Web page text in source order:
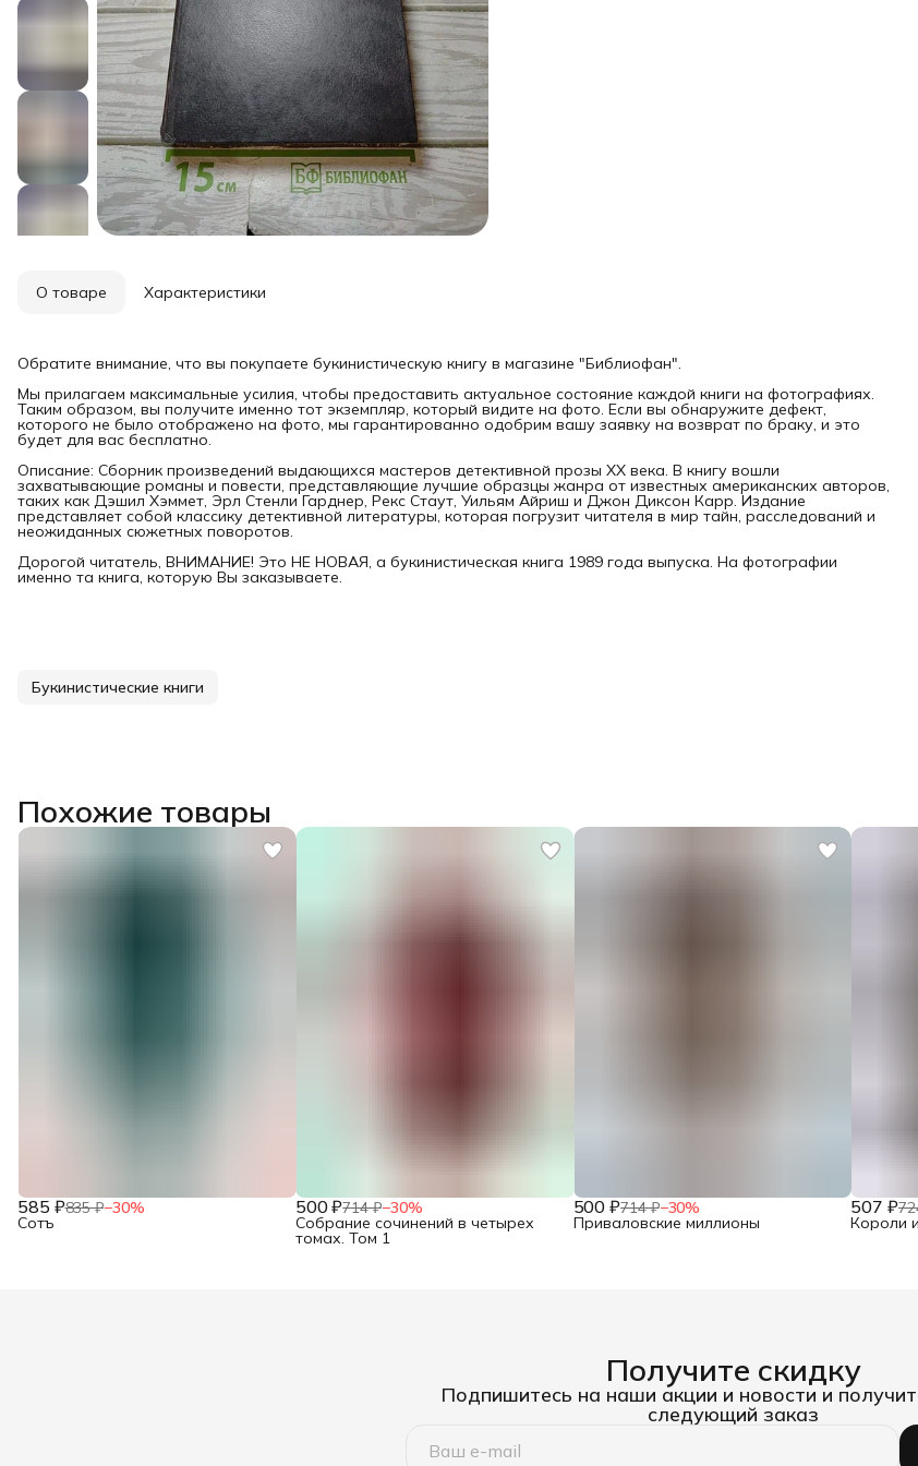
О товаре Характеристики
Обратите внимание, что вы покупаете букинистическую книгу в магазине "Библиофан".
Мы прилагаем максимальные усилия, чтобы предоставить актуальное состояние каждой книги на фотографиях.
Таким образом, вы получите именно тот экземпляр, который видите на фото. Если вы обнаружите дефект,
которого не было отображено на фото, мы гарантированно одобрим вашу заявку на возврат по браку, и это
будет для вас бесплатно.
Описание: Сборник произведений выдающихся мастеров детективной прозы ХХ века. В книгу вошли
захватывающие романы и повести, представляющие лучшие образцы жанра от известных американских авторов,
таких как Дэшил Хэммет, Эрл Стенли Гарднер, Рекс Стаут, Уильям Айриш и Джон Диксон Карр. Издание
представляет собой классику детективной литературы, которая погрузит читателя в мир тайн, расследований и
неожиданных сюжетных поворотов.
Дорогой читатель, ВНИМАНИЕ! Это НЕ НОВАЯ, а букинистическая книга 1989 года выпуска. На фотографии
именно та книга, которую Вы заказываете.
Букинистические книги
Похожие товары
585 ₽835 ₽−30%
Сотъ
500 ₽714 ₽−30%
Собрание сочинений в четырех
томах. Том 1
500 ₽714 ₽−30%
Приваловские миллионы
507 ₽
Короли
Получите скидку
Подпишитесь на наши акции и новости и
следующий заказ